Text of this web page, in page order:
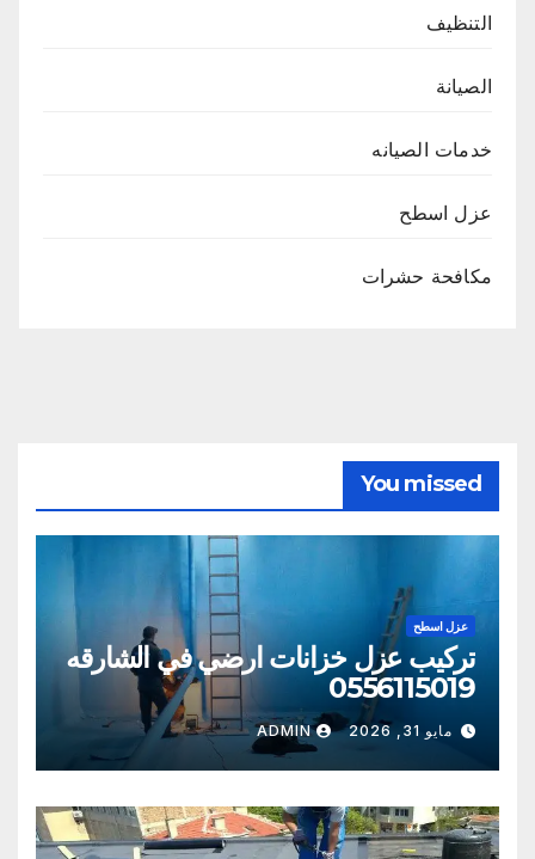
التنظيف
الصيانة
خدمات الصيانه
عزل اسطح
مكافحة حشرات
You missed
عزل اسطح
تركيب عزل خزانات ارضي في الشارقه
0556115019
مايو 31, 2026 ADMIN